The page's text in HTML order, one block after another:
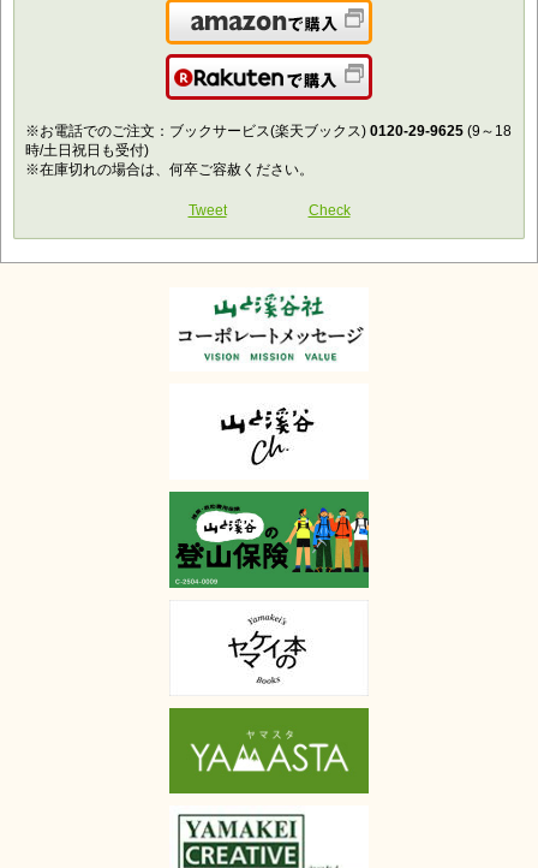
※お電話でのご注文：ブックサービス(楽天ブックス) 0120-29-9625 (9～18
時/土日祝日も受付)
※在庫切れの場合は、何卒ご容赦ください。
Tweet Check